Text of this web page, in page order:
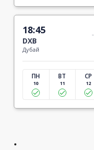
18:45
DXB
Дубай
ПН
10
ВТ
11
СР
12
.